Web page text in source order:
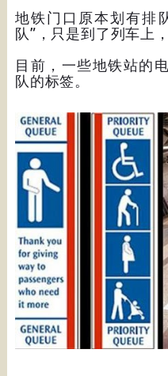
地铁门口原本划有排
队”，只是到了列车上
目前，一些地铁站的
队的标签。